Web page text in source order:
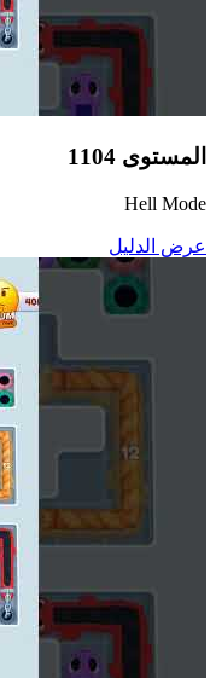
المستوى 1104
Hell Mode
عرض الدليل